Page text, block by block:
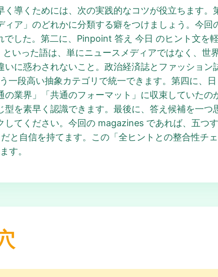
導くためには、次の実践的なコツが役立ちます。
ィア」のどれかに分類する癖をつけましょう。今
した。第二に、Pinpoint 答え 今日 のヒント文を
いった語は、単にニュースメディアではなく、世
いに惑わされないこと。政治経済誌とファッショ
一段高い抽象カテゴリで統一できます。第四に、
業界」「共通のフォーマット」に収束していたの
を素早く認識できます。最後に、答え候補を一つ
てください。今回の magazines であれば、五つ
と自信を持てます。この「全ヒントとの整合性チ
す。